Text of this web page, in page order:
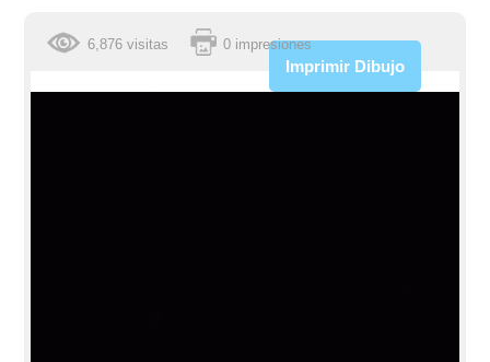
6,876 visitas 0 impresiones
Imprimir Dibujo